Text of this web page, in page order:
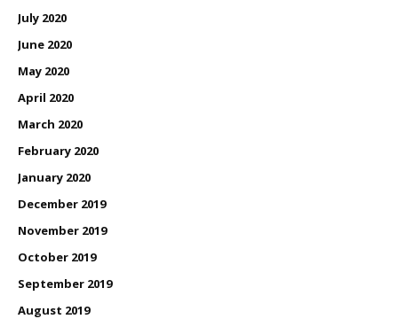
July 2020
June 2020
May 2020
April 2020
March 2020
February 2020
January 2020
December 2019
November 2019
October 2019
September 2019
August 2019